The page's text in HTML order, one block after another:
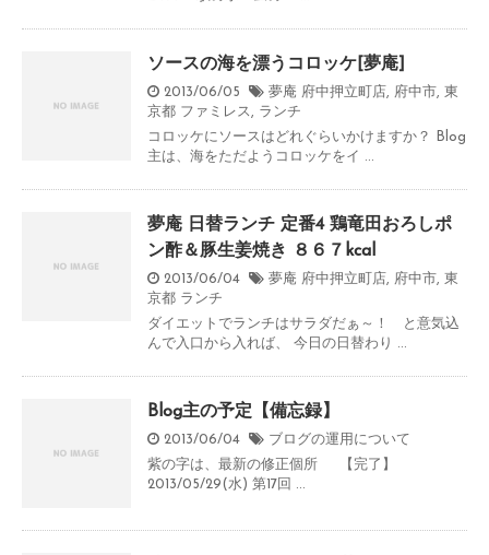
ソースの海を漂うコロッケ[夢庵]
2013/06/05 夢庵 府中押立町店, 府中市, 東
京都 ファミレス , ランチ
コロッケにソースはどれぐらいかけますか？ Blog
主は、海をただようコロッケをイ ...
夢庵 日替ランチ 定番4 鶏竜田おろしポ
ン酢＆豚生姜焼き ８６７kcal
2013/06/04 夢庵 府中押立町店, 府中市, 東
京都 ランチ
ダイエットでランチはサラダだぁ～！ と意気込
んで入口から入れば、 今日の日替わり ...
Blog主の予定【備忘録】
2013/06/04
ブログの運用について
紫の字は、最新の修正個所 【完了】
2013/05/29(水) 第17回 ...